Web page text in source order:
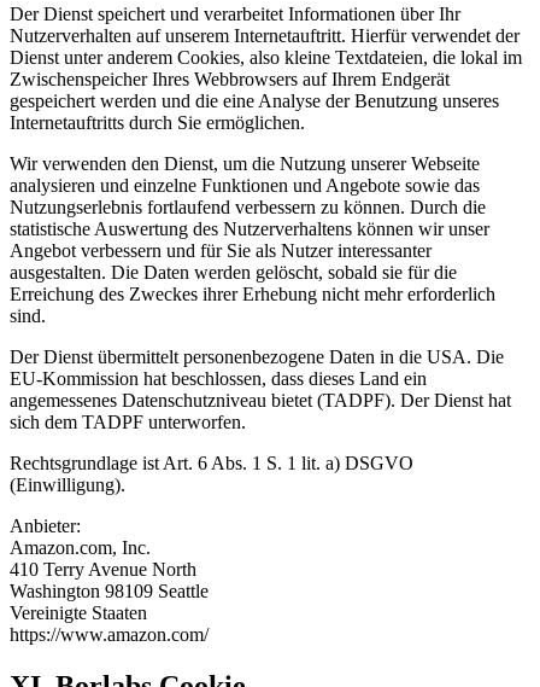
Der Dienst speichert und verarbeitet Informationen über Ihr
Nutzerverhalten auf unserem Internetauftritt. Hierfür verwendet der
Dienst unter anderem Cookies, also kleine Textdateien, die lokal im
Zwischenspeicher Ihres Webbrowsers auf Ihrem Endgerät
gespeichert werden und die eine Analyse der Benutzung unseres
Internetauftritts durch Sie ermöglichen.
Wir verwenden den Dienst, um die Nutzung unserer Webseite
analysieren und einzelne Funktionen und Angebote sowie das
Nutzungserlebnis fortlaufend verbessern zu können. Durch die
statistische Auswertung des Nutzerverhaltens können wir unser
Angebot verbessern und für Sie als Nutzer interessanter
ausgestalten. Die Daten werden gelöscht, sobald sie für die
Erreichung des Zweckes ihrer Erhebung nicht mehr erforderlich
sind.
Der Dienst übermittelt personenbezogene Daten in die USA. Die
EU-Kommission hat beschlossen, dass dieses Land ein
angemessenes Datenschutzniveau bietet (TADPF). Der Dienst hat
sich dem TADPF unterworfen.
Rechtsgrundlage ist Art. 6 Abs. 1 S. 1 lit. a) DSGVO
(Einwilligung).
Anbieter:
Amazon.com, Inc.
410 Terry Avenue North
Washington 98109 Seattle
Vereinigte Staaten
https://www.amazon.com/